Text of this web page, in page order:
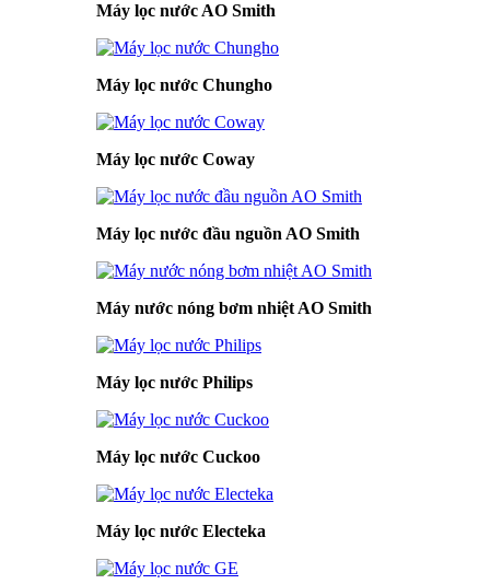
Máy lọc nước AO Smith
Máy lọc nước Chungho
Máy lọc nước Coway
Máy lọc nước đầu nguồn AO Smith
Máy nước nóng bơm nhiệt AO Smith
Máy lọc nước Philips
Máy lọc nước Cuckoo
Máy lọc nước Electeka